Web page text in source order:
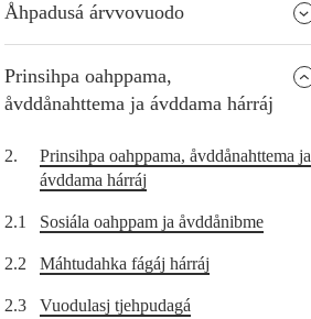
Åhpadusá árvvovuodo
Prinsihpa oahppama,
åvddånahttema ja ávddama hárráj
2.
Prinsihpa oahppama, åvddånahttema ja
ávddama hárráj
2.1 Sosiála oahppam ja åvddånibme
2.2 Máhtudahka fágáj hárráj
2.3 Vuodulasj tjehpudagá